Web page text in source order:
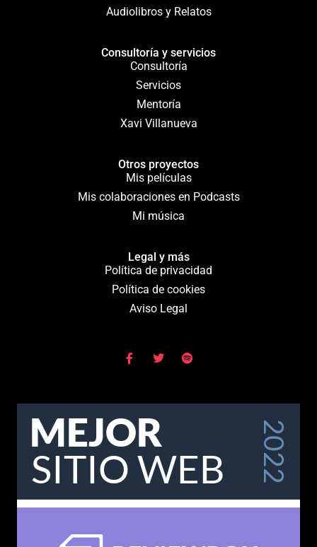
Audiolibros y Relatos
Consultoría y servicios
Consultoría
Servicios
Mentoría
Xavi Villanueva
Otros proyectos
Mis películas
Mis colaboraciones en Podcasts
Mi música
Legal y más
Política de privacidad
Política de cookies
Aviso Legal